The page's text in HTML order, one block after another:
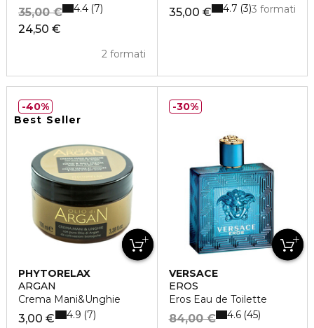
24,50 €
35,00 €
2 formati
4.4 7 35,00 € 3 formati
4.7 3
Best Seller
PHYTORELAX
ARGAN
Crema Mani&Unghie
3,00 €
4.9 7
40%
VERSACE
EROS
Eros Eau de Toilette
84,00 € 4.6 45
30%